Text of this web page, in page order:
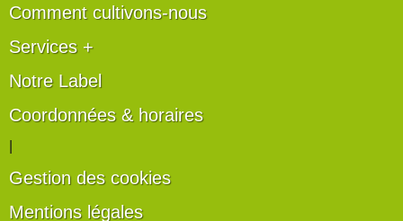
Comment cultivons-nous
Services +
Notre Label
Coordonnées & horaires
Gestion des cookies
Mentions légales